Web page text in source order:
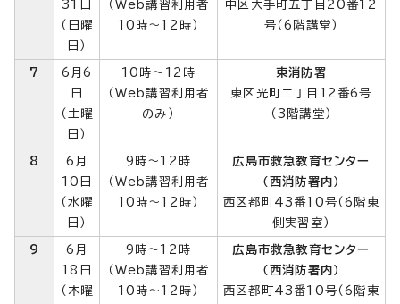
31日
（日曜
日）
（Web講習利用者
10時～12時）
中区大手町五丁目20番12
号（6階講堂）
7
6月6
日
（土曜
日）
10時～12時
（Web講習利用者
のみ）
東消防署
東区光町二丁目12番6号
（3階講堂）
8
6月
10日
（水曜
日）
9時～12時
（Web講習利用者
10時～12時）
広島市救急教育センター
（西消防署内）
西区都町43番10号（6階東
側実習室）
9
6月
18日
（木曜
9時～12時
（Web講習利用者
10時～12時）
広島市救急教育センター
（西消防署内）
西区都町43番10号（6階東